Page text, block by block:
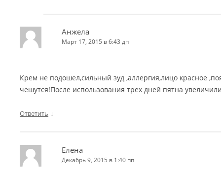
Анжела
Март 17, 2015 в 6:43 дп
Крем не подошел,сильный зуд ,аллергия,лицо красное
чешутся!После использования трех дней пятна
Ответить ↓
Елена
Декабрь 9, 2015 в 1:40 пп